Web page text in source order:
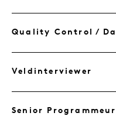
Quality Control /
Veldinterviewer
Senior Programmeur